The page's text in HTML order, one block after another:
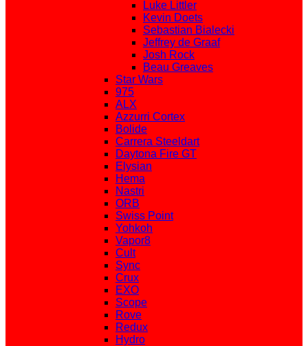
Luke Littler
Kevin Doets
Sebastian Bialecki
Jeffrey de Graaf
Josh Rock
Beau Greaves
Star Wars
975
ALX
Azzurri Cortex
Bolide
Carrera Steeldart
Daytona Fire GT
Elysian
Hema
Nastri
ORB
Swiss Point
Yohkoh
Vapor8
Cult
Sync
Crux
EXO
Scope
Rove
Redux
Hydro